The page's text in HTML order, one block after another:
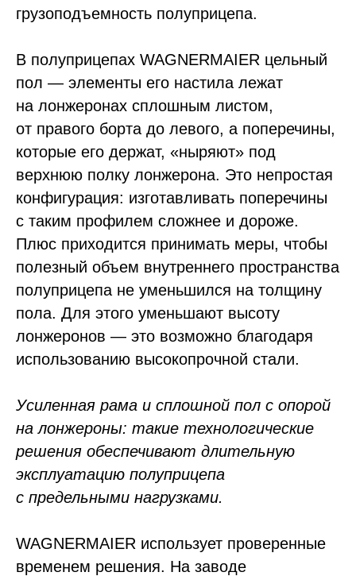
грузоподъемность полуприцепа.
В полуприцепах WAGNERMAIER цельный
пол — элементы его настила лежат
на лонжеронах сплошным листом,
от правого борта до левого, а поперечины,
которые его держат, «ныряют» под
верхнюю полку лонжерона. Это непростая
конфигурация: изготавливать поперечины
с таким профилем сложнее и дороже.
Плюс приходится принимать меры, чтобы
полезный объем внутреннего пространства
полуприцепа не уменьшился на толщину
пола. Для этого уменьшают высоту
лонжеронов — это возможно благодаря
использованию высокопрочной стали.
Усиленная рама и сплошной пол с опорой
на лонжероны: такие технологические
решения обеспечивают длительную
эксплуатацию полуприцепа
с предельными нагрузками.
WAGNERMAIER использует проверенные
временем решения. На заводе